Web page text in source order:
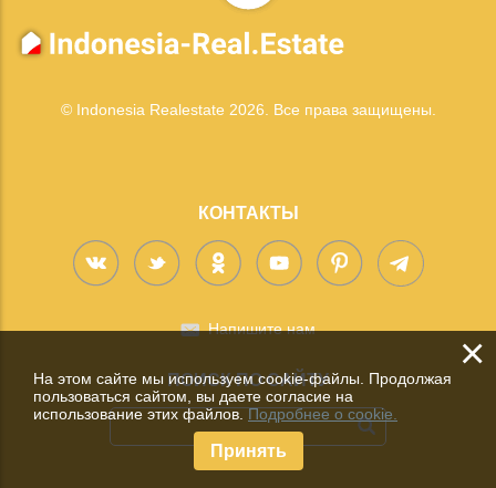
© Indonesia Realestate 2026. Все права защищены.
КОНТАКТЫ
Напишите нам
ПОИСК ПО САЙТУ
×
На этом сайте мы используем cookie-файлы. Продолжая
пользоваться сайтом, вы даете согласие на
использование этих файлов.Подробнее о cookie.
Принять